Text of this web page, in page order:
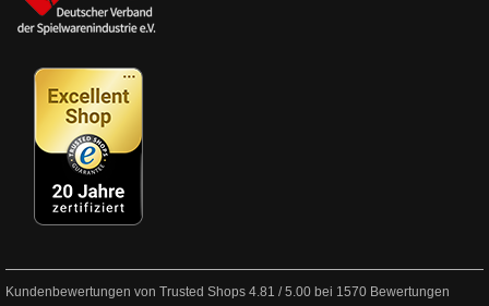
Kundenbewertungen von Trusted Shops 4.81 /5.00 bei 1570 Bewertungen